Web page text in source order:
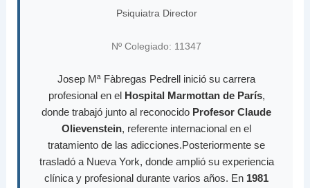
Psiquiatra Director
Nº Colegiado: 11347
Josep Mª Fàbregas Pedrell inició su carrera
profesional en el Hospital Marmottan de París,
donde trabajó junto al reconocido Profesor Claude
Olievenstein, referente internacional en el
tratamiento de las adicciones.Posteriormente se
trasladó a Nueva York, donde amplió su experiencia
clínica y profesional durante varios años. En 1981